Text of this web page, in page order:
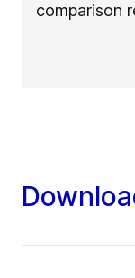
comparison